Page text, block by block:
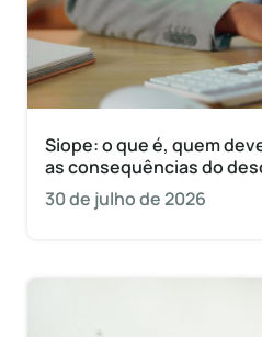
Siope: o que é, quem
as consequências do
30 de julho de 2026